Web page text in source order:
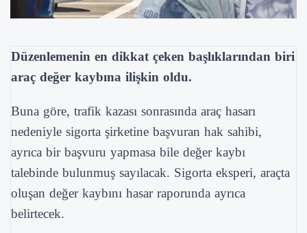
Düzenlemenin en dikkat çeken başlıklarından biri
araç değer kaybına ilişkin oldu.
Buna göre, trafik kazası sonrasında araç hasarı
nedeniyle sigorta şirketine başvuran hak sahibi,
ayrıca bir başvuru yapmasa bile değer kaybı
talebinde bulunmuş sayılacak. Sigorta eksperi, araçta
oluşan değer kaybını hasar raporunda ayrıca
belirtecek.